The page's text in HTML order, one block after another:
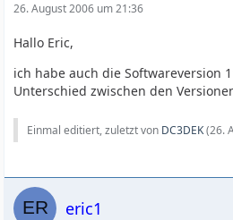
26. August 2006 um 21:36
Hallo Eric,
ich habe auch die Softwareversion
Unterschied zwischen den
Einmal editiert, zuletzt von DC3DEK(26.
eric1